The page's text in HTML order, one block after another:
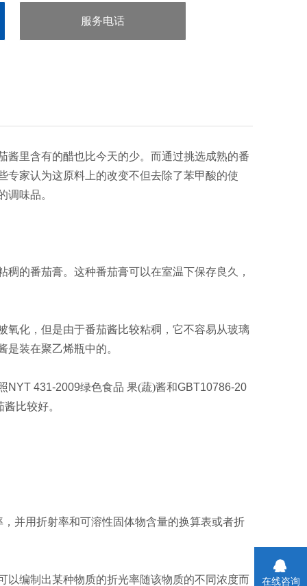
服务电话
酱里含有的醋也比今天的少。而通过挑选成熟的番
专家认为这原料上的改变不但去除了苯甲酸的使
调味品。
的番茄膏。这种番茄膏可以在室温下保存良久，
氧化，但是由于番茄酱比较粘稠，它不容易从玻璃
装在聚乙烯瓶中的。
NYT 431-2009绿色食品 果(蔬)酱和GBT10786-20
比较好。
并用折射率和可溶性固体物含量的换算表或者折
以编制出某种物质的折光率随该物质的不同浓度而
在线咨询